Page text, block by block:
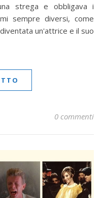
strega e obbligava i
sempre diversi, come
un'attrice e il suo
0 commenti